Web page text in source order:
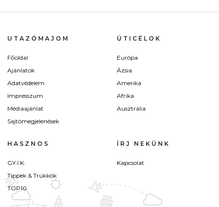
UTAZÓMAJOM
Főoldal
Ajánlatok
Adatvédelem
Impresszum
Médiaajánlat
Sajtómegjelenések
ÚTICÉLOK
Európa
Ázsia
Amerika
Afrika
Ausztrália
HASZNOS
GY.I.K.
Tippek & Trükkök
TOP10
ÍRJ NEKÜNK
Kapcsolat